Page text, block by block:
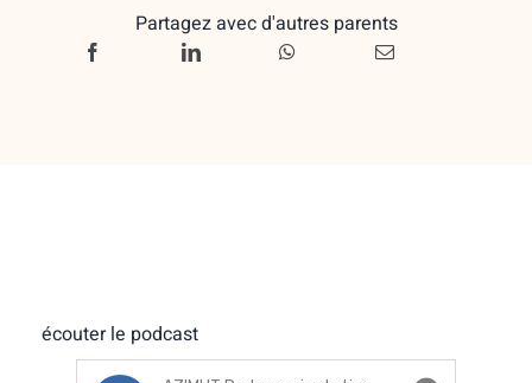
Partagez avec d'autres parents
écouter le podcast